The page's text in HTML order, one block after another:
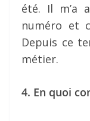
été. Il m’a
numéro et
Depuis ce
métier.
4. En quoi